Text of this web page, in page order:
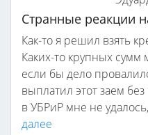
Странные реакции
Как-то я решил взять
Каких-то крупных
если бы дело
выплатил этот заем
в УБРиР мне не удалось,
далее